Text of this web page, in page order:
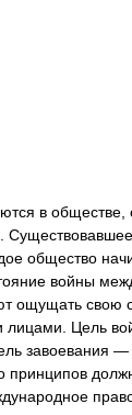
в обществе,
общество
войны
ощущать свою
лицами. Цель
завоевания —
принципов